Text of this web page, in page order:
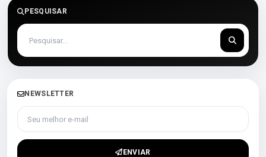
PESQUISAR
NEWSLETTER
Seu melhor e-mail
ENVIAR